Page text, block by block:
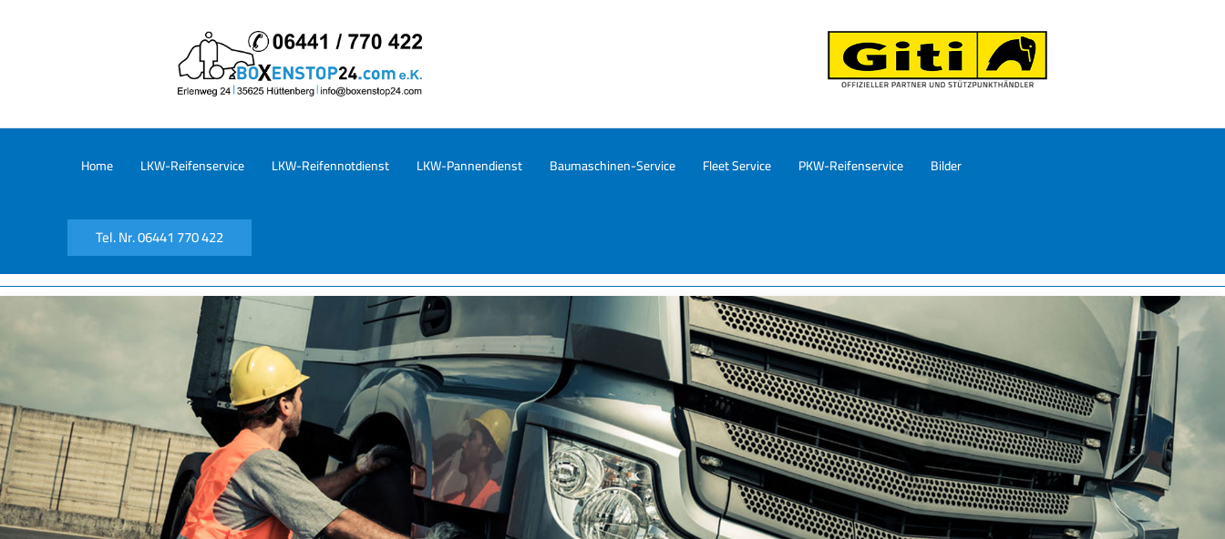
Home LKW-Reifenservice LKW-Reifennotdienst LKW-Pannendienst Baumaschinen-Service Fleet Service PKW-Reifenservice Bilder
Tel. Nr. 06441 770 422